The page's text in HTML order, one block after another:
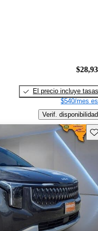
El precio incluye tasas
$540/mes
Verif. disponibilidad